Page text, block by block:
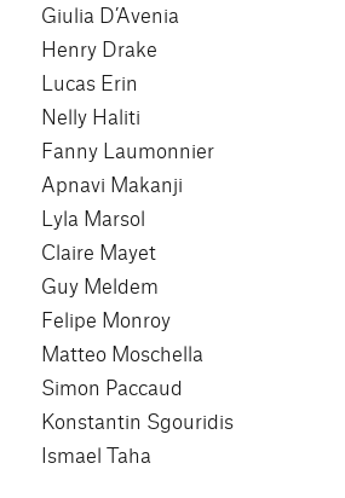
Giulia D’Avenia
Henry Drake
Lucas Erin
Nelly Haliti
Fanny Laumonnier
Apnavi Makanji
Lyla Marsol
Claire Mayet
Guy Meldem
Felipe Monroy
Matteo Moschella
Simon Paccaud
Konstantin Sgouridis
Ismael Taha